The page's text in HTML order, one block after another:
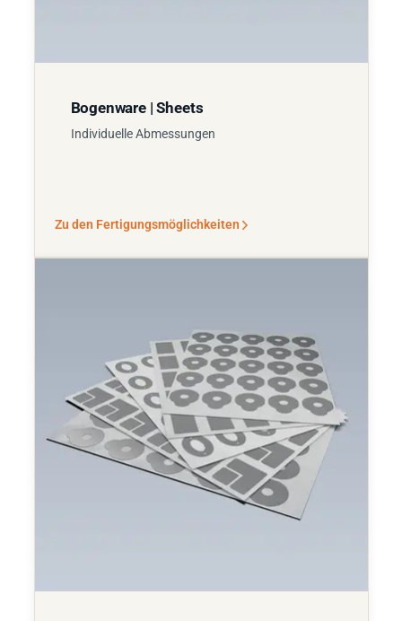
Bogenware | Sheets
Individuelle Abmessungen
Zu den Fertigungsmöglichkeiten